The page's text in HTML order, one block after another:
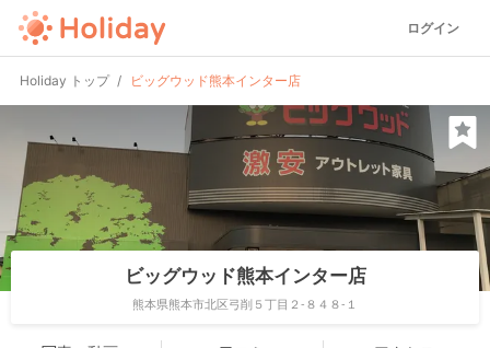
ログイン
Holiday トップ ビッグウッド熊本インター店
ビッグウッド熊本インター店
熊本県熊本市北区弓削５丁目２-８４８-１